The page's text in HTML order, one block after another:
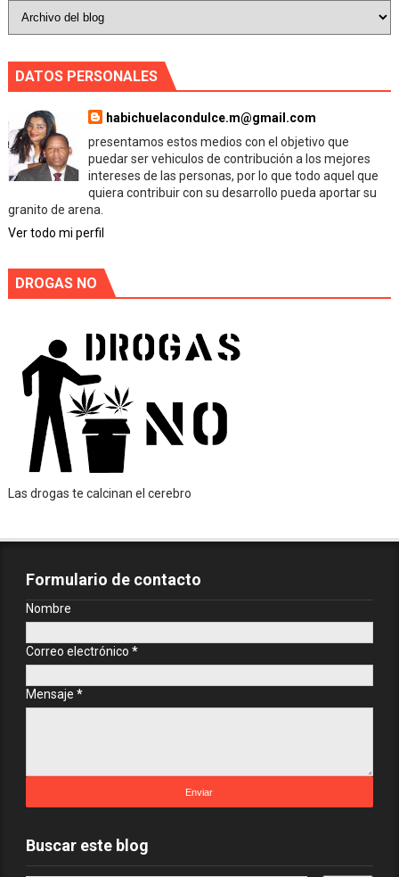
DATOS PERSONALES
habichuelacondulce.m@gmail.com
presentamos estos medios con el objetivo que
puedar ser vehiculos de contribución a los mejores
intereses de las personas, por lo que todo aquel que
quiera contribuir con su desarrollo pueda aportar su
granito de arena.
Ver todo mi perfil
DROGAS NO
Las drogas te calcinan el cerebro
Formulario de contacto
Nombre
Correo electrónico *
Mensaje *
Buscar este blog